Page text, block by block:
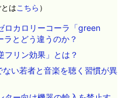
はこちら ）
ロカロリーコーラ「green
とどう違うのか？
フリン効果」とは？
い若者と音楽を聴く習慣が異